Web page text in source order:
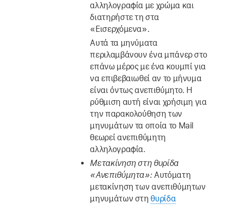
αλληλογραφία με χρώμα και
διατηρήστε τη στα
«Εισερχόμενα».
Αυτά τα μηνύματα
περιλαμβάνουν ένα μπάνερ στο
επάνω μέρος με ένα κουμπί για
να επιβεβαιωθεί αν το μήνυμα
είναι όντως ανεπιθύμητο. Η
ρύθμιση αυτή είναι χρήσιμη για
την παρακολούθηση των
μηνυμάτων τα οποία το Mail
θεωρεί ανεπιθύμητη
αλληλογραφία.
Μετακίνηση στη θυρίδα
«Ανεπιθύμητα»: Αυτόματη
μετακίνηση των ανεπιθύμητων
μηνυμάτων στηθυρίδα